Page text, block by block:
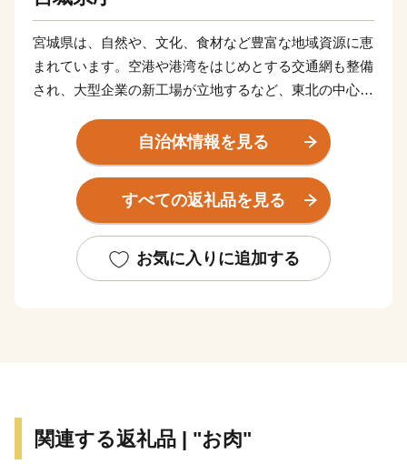
宮城県は、自然や、文化、食材など豊富な地域資源に恵
まれています。空港や港湾をはじめとする交通網も整備
され、大型企業の新工場が立地するなど、東北の中心と
東日本大震災により甚大な被害を受けましたが、再生と
さらなる発展につながる「創造的な復興」に向けた取り
組みを推進し、県民の皆さんと力を合わせ、魅力ある宮
城を築いてまいります。
自治体情報を見る
すべての返礼品を見る
お気に入りに追加する
関連する返礼品 | "お肉"